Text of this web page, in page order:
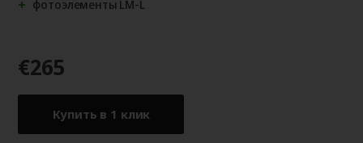
фотоэлементы LM-L
€265
Купить в 1 клик